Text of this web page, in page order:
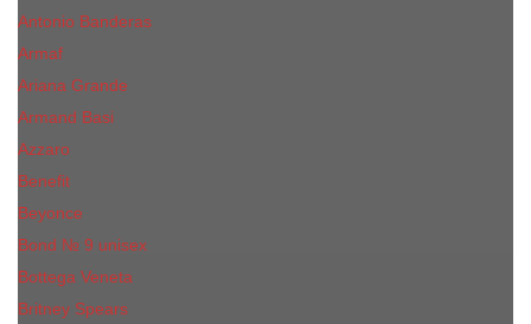
Antonio Banderas
Armaf
Ariana Grande
Armand Basi
Azzaro
Benefit
Beyonce
Bond № 9 unisex
Bottega Veneta
Britney Spears